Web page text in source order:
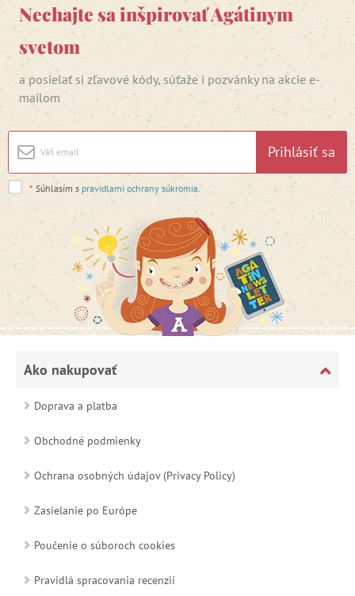
Nechajte sa inšpirovať Agátinym
svetom
a posielať si zľavové kódy, súťaže i pozvánky na akcie e-
mailom
Prihlásiť sa
* Súhlasím s pravidlami ochrany súkromia
Ako nakupovať
Doprava a platba
Obchodné podmienky
Ochrana osobných údajov (Privacy Policy)
Zasielanie po Európe
Poučenie o súboroch cookies
Pravidlá spracovania recenzií